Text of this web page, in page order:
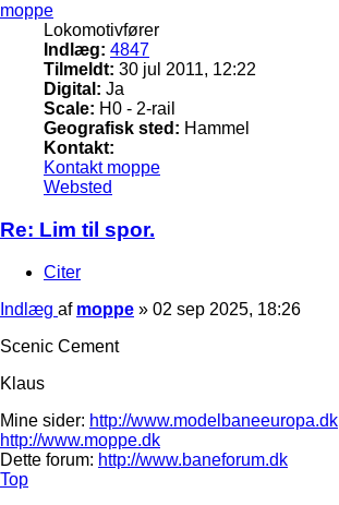
moppe
Lokomotivfører
Indlæg: 4847
Tilmeldt: 30 jul 2011, 12:22
Digital: Ja
Scale: H0 - 2-rail
Geografisk sted: Hammel
Kontakt:
Kontakt moppe
Websted
Re: Lim til spor.
Citer
Indlæg af moppe » 02 sep 2025, 18:26
Scenic Cement
Klaus
Mine sider: http://www.modelbaneeuropa.dk
http://www.moppe.dk
Dette forum: http://www.baneforum.dk
Top